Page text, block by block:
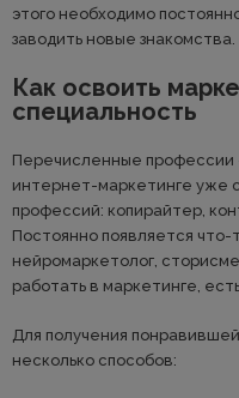
этого необходимо
заводить новые знакомства.
Как освоить
специальность
Перечисленные профессии
интернет-маркетинге уже
профессий: копирайтер,
Постоянно появляется
нейромаркетолог,
работать в маркетинге,
Для получения
несколько способов: